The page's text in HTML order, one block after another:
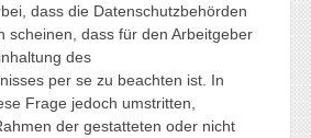
dass die Datenschutzbehörden
scheinen, dass für den Arbeitgeber
des
per se zu beachten ist. In
Frage jedoch umstritten,
der gestatteten oder nicht